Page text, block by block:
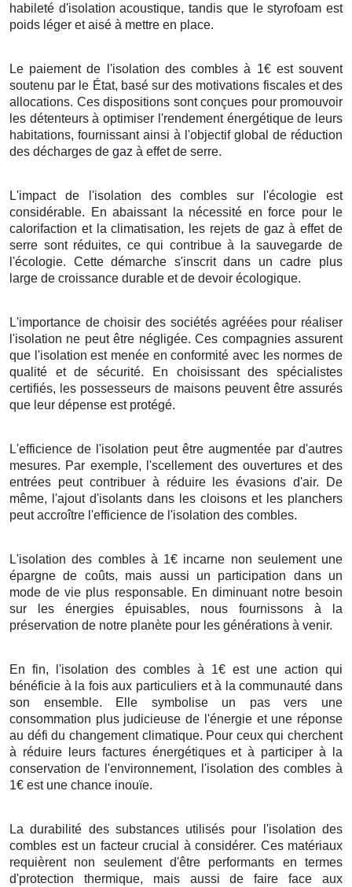
habileté d'isolation acoustique, tandis que le styrofoam est
poids léger et aisé à mettre en place.
Le paiement de l'isolation des combles à 1€ est souvent
soutenu par le État, basé sur des motivations fiscales et des
allocations. Ces dispositions sont conçues pour promouvoir
les détenteurs à optimiser l'rendement énergétique de leurs
habitations, fournissant ainsi à l'objectif global de réduction
des décharges de gaz à effet de serre.
L'impact de l'isolation des combles sur l'écologie est
considérable. En abaissant la nécessité en force pour le
calorifaction et la climatisation, les rejets de gaz à effet de
serre sont réduites, ce qui contribue à la sauvegarde de
l'écologie. Cette démarche s'inscrit dans un cadre plus
large de croissance durable et de devoir écologique.
L'importance de choisir des sociétés agréées pour réaliser
l'isolation ne peut être négligée. Ces compagnies assurent
que l'isolation est menée en conformité avec les normes de
qualité et de sécurité. En choisissant des spécialistes
certifiés, les possesseurs de maisons peuvent être assurés
que leur dépense est protégé.
L'efficience de l'isolation peut être augmentée par d'autres
mesures. Par exemple, l'scellement des ouvertures et des
entrées peut contribuer à réduire les évasions d'air. De
même, l'ajout d'isolants dans les cloisons et les planchers
peut accroître l'efficience de l'isolation des combles.
L'isolation des combles à 1€ incarne non seulement une
épargne de coûts, mais aussi un participation dans un
mode de vie plus responsable. En diminuant notre besoin
sur les énergies épuisables, nous fournissons à la
préservation de notre planète pour les générations à venir.
En fin, l'isolation des combles à 1€ est une action qui
bénéficie à la fois aux particuliers et à la communauté dans
son ensemble. Elle symbolise un pas vers une
consommation plus judicieuse de l'énergie et une réponse
au défi du changement climatique. Pour ceux qui cherchent
à réduire leurs factures énergétiques et à participer à la
conservation de l'environnement, l'isolation des combles à
1€ est une chance inouïe.
La durabilité des substances utilisés pour l'isolation des
combles est un facteur crucial à considérer. Ces matériaux
requièrent non seulement d'être performants en termes
d'protection thermique, mais aussi de faire face aux